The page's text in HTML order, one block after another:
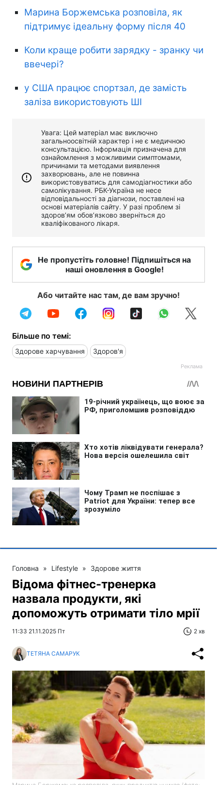
Марина Боржемська розповіла, як
підтримує ідеальну форму після 40
Коли краще робити зарядку - зранку чи
ввечері?
у США працює спортзал, де замість
заліза використовують ШІ
Увага: Цей матеріал має виключно
загальноосвітній характер і не є медичною
консультацією. Інформація призначена для
ознайомлення з можливими симптомами,
причинами та методами виявлення
захворювань, але не повинна
використовуватись для самодіагностики або
самолікування. РБК-Україна не несе
відповідальності за діагнози, поставлені на
основі матеріалів сайту. У разі проблем зі
здоров’ям обов’язково зверніться до
кваліфікованого лікаря.
Не пропустіть головне! Підпишіться на
наші оновлення в Google!
Або читайте нас там, де вам зручно!
Більше по темі:
Здорове харчування Здоров'я
Головна » Lifestyle » Здорове життя
Відома фітнес-тренерка
назвала продукти, які
допоможуть отримати тіло мрії
11:33 21.11.2025 Пт 2 хв
ТЕТЯНА САМАРУК